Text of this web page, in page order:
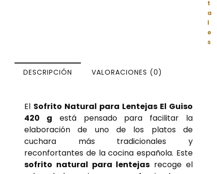
t
a
l
e
s
DESCRIPCIÓN VALORACIONES (0)
El Sofrito Natural para Lentejas El Guiso
420 g está pensado para facilitar la
elaboración de uno de los platos de
cuchara más tradicionales y
reconfortantes de la cocina española. Este
sofrito natural para lentejas recoge el